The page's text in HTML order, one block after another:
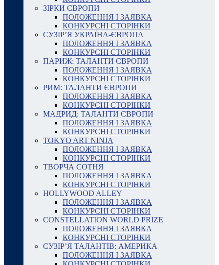
ЗІРКИ ЄВРОПИ
ПОЛОЖЕННЯ І ЗАЯВКА
КОНКУРСНІ СТОРІНКИ
СУЗІР’Я УКРАЇНА-ЄВРОПА
ПОЛОЖЕННЯ І ЗАЯВКА
КОНКУРСНІ СТОРІНКИ
ПАРИЖ: ТАЛАНТИ ЄВРОПИ
ПОЛОЖЕННЯ І ЗАЯВКА
КОНКУРСНІ СТОРІНКИ
РИМ: ТАЛАНТИ ЄВРОПИ
ПОЛОЖЕННЯ І ЗАЯВКА
КОНКУРСНІ СТОРІНКИ
МАДРИД: ТАЛАНТИ ЄВРОПИ
ПОЛОЖЕННЯ І ЗАЯВКА
КОНКУРСНІ СТОРІНКИ
TOKYO ART NINJA
ПОЛОЖЕННЯ І ЗАЯВКА
КОНКУРСНІ СТОРІНКИ
ТВОРЧА СОТНЯ
ПОЛОЖЕННЯ І ЗАЯВКА
КОНКУРСНІ СТОРІНКИ
HOLLYWOOD ALLEY
ПОЛОЖЕННЯ І ЗАЯВКА
КОНКУРСНІ СТОРІНКИ
CONSTELLATION WORLD PRIZE
ПОЛОЖЕННЯ І ЗАЯВКА
КОНКУРСНІ СТОРІНКИ
СУЗІР’Я ТАЛАНТІВ: АМЕРИКА
ПОЛОЖЕННЯ І ЗАЯВКА